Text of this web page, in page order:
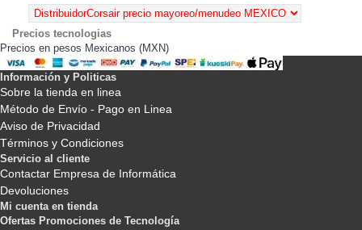
Precios tecnologias
Precios en pesos Mexicanos (MXN)
Información y Politicas
Sobre la tienda en linea
Método de Envío - Pago en Linea
Aviso de Privacidad
Términos y Condiciones
Servicio al cliente
Contactar Empresa de Informática
Devoluciones
Mi cuenta en tienda
Ofertas Promociones de Tecnología